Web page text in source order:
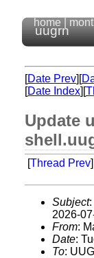
uugrn
home
[Date Prev][
[Date Index][
Update
[Thread Prev
Subject:
2026-
From:
Date:
To: